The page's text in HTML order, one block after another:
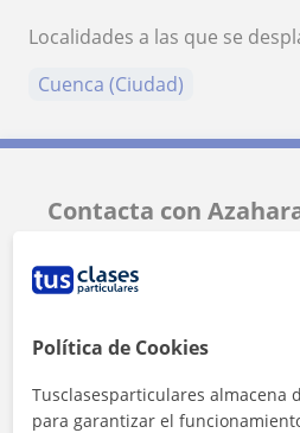
Localidades a las que se
Cuenca (Ciudad)
Contacta con
Tarifa
Política de Cookies
Tusclasesparticulares almacena
para garantizar el